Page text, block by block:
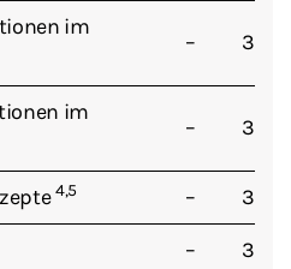
im
– 3
im
– 3
4,5 –
3
–
3